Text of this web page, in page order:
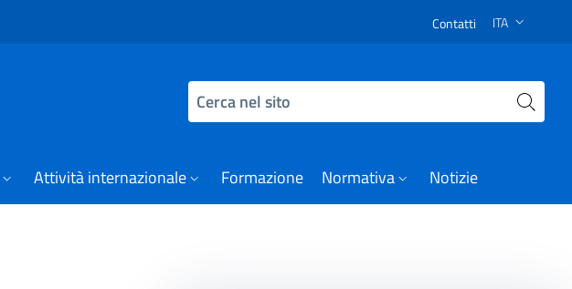
Contatti SELEZIONE
ITA
Cerca nel sito
Attività internazionale Formazione Normativa Notizie